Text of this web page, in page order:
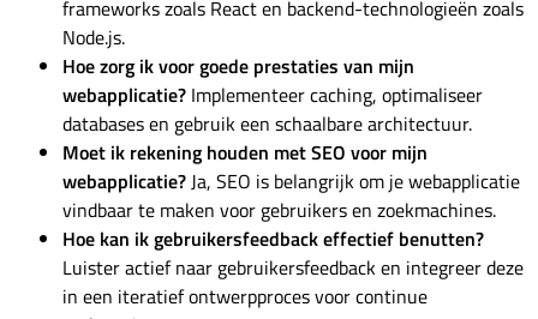
frameworks zoals React en backend-technologieën zoals
Node.js.
Hoe zorg ik voor goede prestaties van mijn
webapplicatie? Implementeer caching, optimaliseer
databases en gebruik een schaalbare architectuur.
Moet ik rekening houden met SEO voor mijn
webapplicatie? Ja, SEO is belangrijk om je webapplicatie
vindbaar te maken voor gebruikers en zoekmachines.
Hoe kan ik gebruikersfeedback effectief benutten?
Luister actief naar gebruikersfeedback en integreer deze
in een iteratief ontwerpproces voor continue